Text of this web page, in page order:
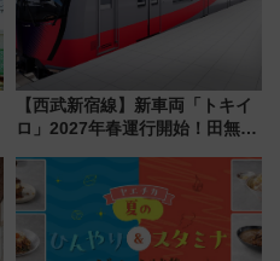
【西武新宿線】新車両「トキイ
ロ」2027年春運行開始！田無・
「第2弾」も